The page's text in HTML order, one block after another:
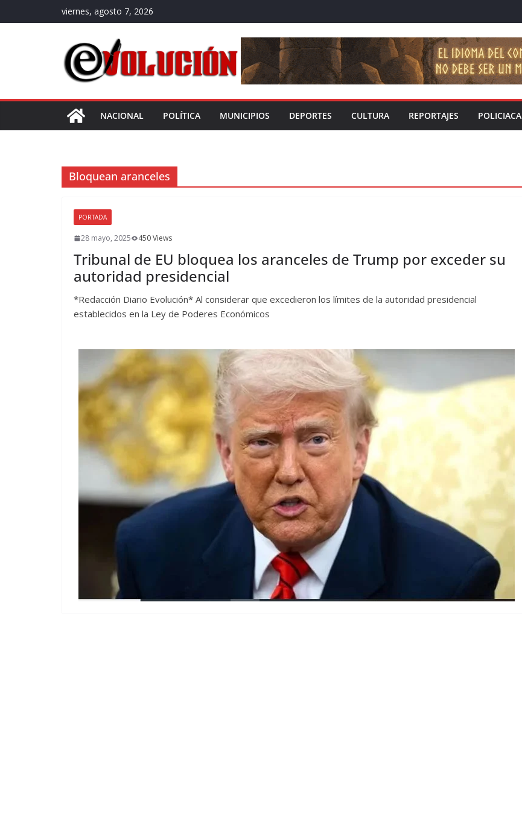
al
viernes, agosto 7, 2026
NACIONAL POLÍTICA MUNICIPIOS DEPORTES CULTURA REPORTAJES POLICIACA
Bloquean aranceles
PORTADA
28 mayo, 2025 450 Views
Tribunal de EU bloquea los aranceles de Trump por exceder su
autoridad presidencial
*Redacción Diario Evolución* Al considerar que excedieron los límites de la autoridad presidencial
establecidos en la Ley de Poderes Económicos